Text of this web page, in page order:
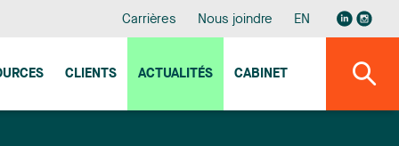
Carrières Nous joindre EN
CLIENTS ACTUALITÉS CABINET